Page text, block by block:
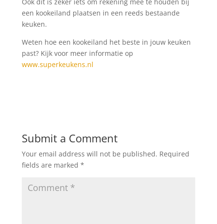
een kookeiland plaatsen in een reeds bestaande
keuken.
Weten hoe een kookeiland het beste in jouw keuken
past? Kijk voor meer informatie op
www.superkeukens.nl
Submit a Comment
Your email address will not be published. Required
fields are marked *